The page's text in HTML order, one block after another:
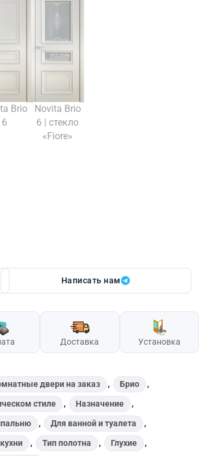
Brio
6
Novita Brio
6 | стекло
«Fiore»
Написать нам
Доставка Установка
двери на заказ , Брио ,
стиле , Назначение ,
, Для ванной и туалета ,
, Тип полотна , Глухие ,